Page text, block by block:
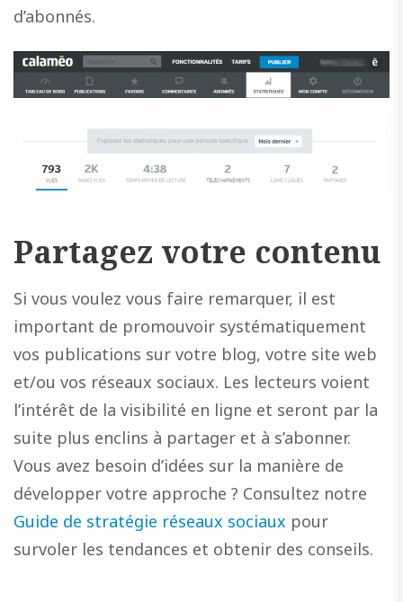
d’abonnés.
Partagez votre contenu
Si vous voulez vous faire remarquer, il est
important de promouvoir systématiquement
vos publications sur votre blog, votre site web
et/ou vos réseaux sociaux. Les lecteurs voient
l’intérêt de la visibilité en ligne et seront par la
suite plus enclins à partager et à s’abonner.
Vous avez besoin d’idées sur la manière de
développer votre approche ? Consultez notre
Guide de stratégie réseaux sociaux pour
survoler les tendances et obtenir des conseils.